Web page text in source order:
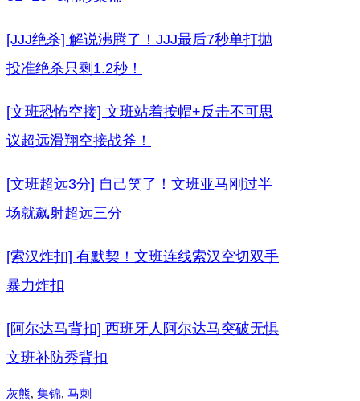
[JJJ绝杀] 解说沸腾了！JJJ最后7秒单打抛
投准绝杀只剩1.2秒！
[文班恐怖空接] 文班站着按帽+反击不可思
议超远滑翔空接战斧！
[文班超远3分] 自己笑了！文班亚马刚过半
场就飙射超远三分
[索汉炸扣] 有默契！文班连线索汉空切双手
暴力炸扣
[阿尔达马背扣] 西班牙人阿尔达马突破无惧
文班补防秀背扣
灰熊, 集锦, 马刺